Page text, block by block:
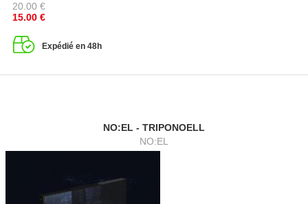
20.00 €
15.00 €
Expédié en 48h
NO:EL - TRIPONOELL
NO:EL